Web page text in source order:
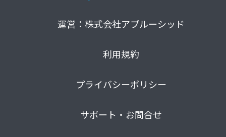
運営：株式会社アプルーシッド
利用規約
プライバシーポリシー
サポート・お問合せ